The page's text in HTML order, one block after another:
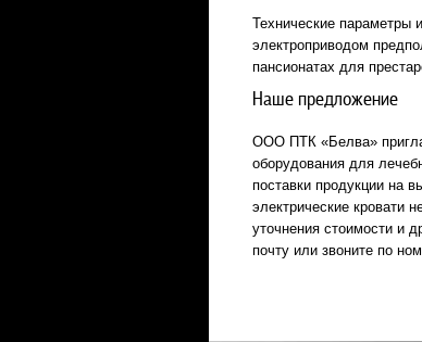
Технические параметры
электроприводом
пансионатах для
Наше предложение
ООО ПТК «Белва»
оборудования для
поставки продукции на
электрические кровати
уточнения стоимости и
почту или звоните по